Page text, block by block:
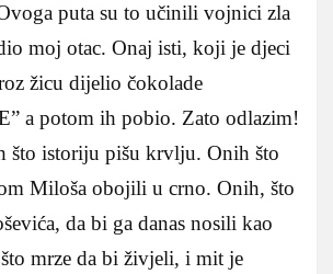
puta su to učinili vojnici zla
moj otac. Onaj isti, koji je djeci
žicu dijelio čokolade
a potom ih pobio. Zato odlazim!
što istoriju pišu krvlju. Onih što
Miloša obojili u crno. Onih, što
da bi ga danas nosili kao
mrze da bi živjeli, i mit je